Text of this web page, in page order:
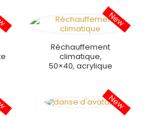
Réchauffement
climatique,
50×40, acrylique